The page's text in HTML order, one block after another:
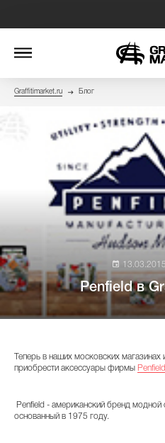
Graffitimarket.ru Блог
13.03.2015
Penfield в
Теперь в наших московских
приобрести аксессуары фирмы
Penfield - американский бренд
основанный в 1975 году.